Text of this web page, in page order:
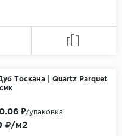
Тоскана | Quartz Parquet
₽/м2
₽/упаковка